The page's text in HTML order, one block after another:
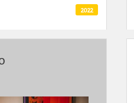
na webu školy.
z jejich...
2022